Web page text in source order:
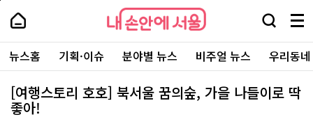
본
로
가
내
손
안
에
서
울
-
서
울
내
손
에
울
검
창
열
기
메
뉴
전
체
보
기
주
요
서
뉴스홈 기획·이슈 분야별 뉴스 비주얼 뉴스 우리동
[여행스토리 호호] 북서울 꿈의숲, 가을 나들이로 딱
좋아!
페
상
단
로